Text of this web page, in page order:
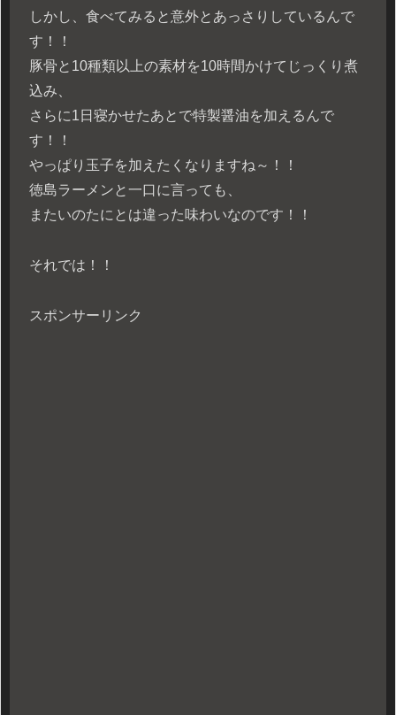
しかし、食べてみると意外とあっさりしているんで
す！！
豚骨と10種類以上の素材を10時間かけてじっくり煮
込み、
さらに1日寝かせたあとで特製醤油を加えるんで
す！！
やっぱり玉子を加えたくなりますね～！！
徳島ラーメンと一口に言っても、
またいのたにとは違った味わいなのです！！
それでは！！
スポンサーリンク